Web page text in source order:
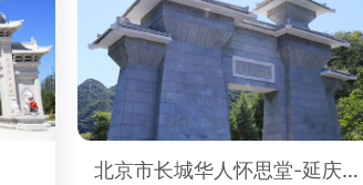
北京市长城华人怀思堂-延庆墓地